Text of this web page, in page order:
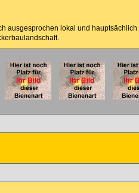
ausgesprochen lokal und